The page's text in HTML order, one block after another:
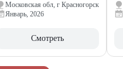
Московская обл, г Красногорск
Январь, 2026
Смотреть